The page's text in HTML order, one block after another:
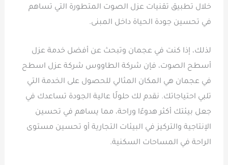
خلال تطبيق تقنيات عزل الصوت المتطورة التي تساهم
في تحسين جودة الحياة داخل المبنى.
لذلك، إذا كنت في عجمان وتبحث عن أفضل خدمة عزل
أسطح الصوت، فإن شركة الطاووس شركة عزل اسطح
في عجمان هي المكان المثالي للحصول على الخدمة التي
تلبي احتياجاتك. نقدم لك حلولًا عالية الجودة تساعدك في
جعل بيئتك أكثر هدوءًا وراحة، مما يساهم في تحسين
الإنتاجية والتركيز في البيئات التجارية أو تحسين مستوى
الراحة في المساحات السكنية.